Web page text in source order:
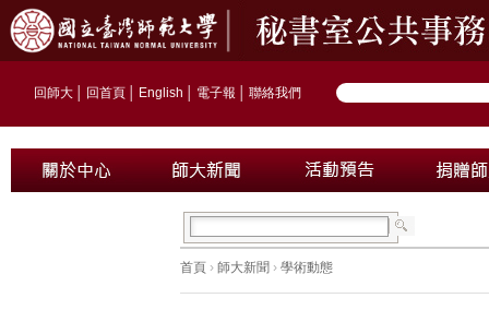
回師大 回首頁 English 電子報 聯絡我們
首頁 › 師大新聞 › 學術動態